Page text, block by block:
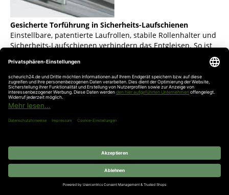
Gesicherte Torführung in Sicherheits-Laufschienen
Einstellbare, patentierte Laufrollen, stabile Rollenhalter und
Sicherheits-Laufschienen verhindern das Entgleisen. So ist
Finger-Klemmschutz außen und innen und an den
Scharnieren
Durch die einzigartige Form der Torglieder gibt es keine
Quetschstellen, weder zwischen den Lamellen noch an den